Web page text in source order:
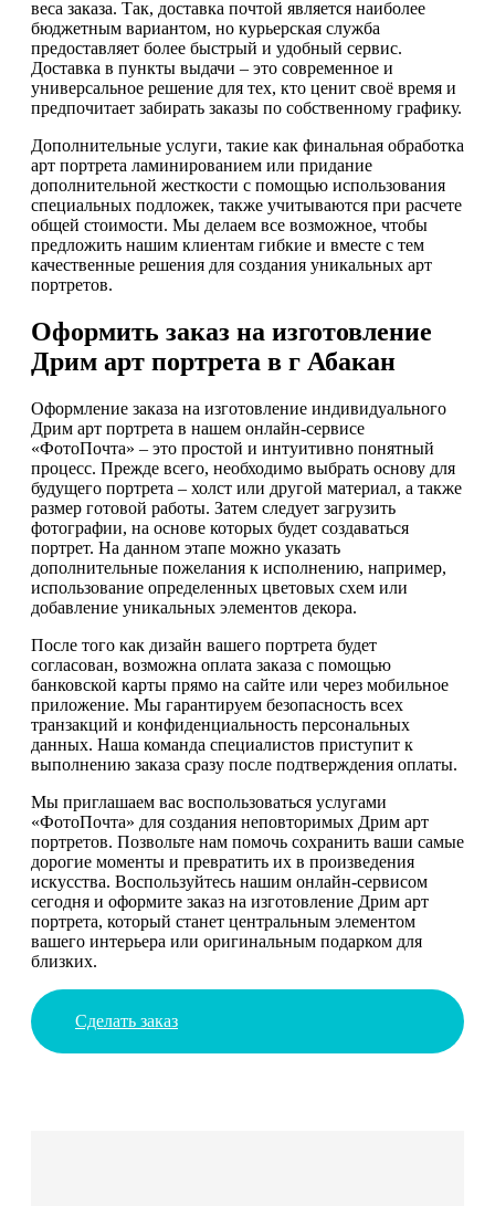
веса заказа. Так, доставка почтой является наиболее
бюджетным вариантом, но курьерская служба
предоставляет более быстрый и удобный сервис.
Доставка в пункты выдачи – это современное и
универсальное решение для тех, кто ценит своё время и
предпочитает забирать заказы по собственному графику.
Дополнительные услуги, такие как финальная обработка
арт портрета ламинированием или придание
дополнительной жесткости с помощью использования
специальных подложек, также учитываются при расчете
общей стоимости. Мы делаем все возможное, чтобы
предложить нашим клиентам гибкие и вместе с тем
качественные решения для создания уникальных арт
портретов.
Оформить заказ на изготовление
Дрим арт портрета в г Абакан
Оформление заказа на изготовление индивидуального
Дрим арт портрета в нашем онлайн-сервисе
«ФотоПочта» – это простой и интуитивно понятный
процесс. Прежде всего, необходимо выбрать основу для
будущего портрета – холст или другой материал, а также
размер готовой работы. Затем следует загрузить
фотографии, на основе которых будет создаваться
портрет. На данном этапе можно указать
дополнительные пожелания к исполнению, например,
использование определенных цветовых схем или
добавление уникальных элементов декора.
После того как дизайн вашего портрета будет
согласован, возможна оплата заказа с помощью
банковской карты прямо на сайте или через мобильное
приложение. Мы гарантируем безопасность всех
транзакций и конфиденциальность персональных
данных. Наша команда специалистов приступит к
выполнению заказа сразу после подтверждения оплаты.
Мы приглашаем вас воспользоваться услугами
«ФотоПочта» для создания неповторимых Дрим арт
портретов. Позвольте нам помочь сохранить ваши самые
дорогие моменты и превратить их в произведения
искусства. Воспользуйтесь нашим онлайн-сервисом
сегодня и оформите заказ на изготовление Дрим арт
портрета, который станет центральным элементом
вашего интерьера или оригинальным подарком для
близких.
Сделать заказ